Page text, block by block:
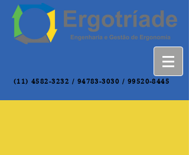
(11) 4582-3232 / 94783-3030 / 99520-8445